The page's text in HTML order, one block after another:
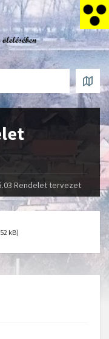
Rendelet tervezet
kB)